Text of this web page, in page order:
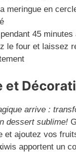
meringue en
45 minutes
le four et laissez
et
arrive :
dessert sublime!
et ajoutez vos
iwis apportent un